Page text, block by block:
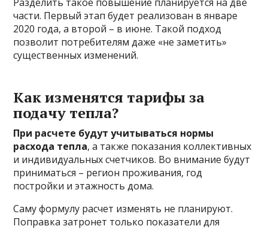
части. Первый этап будет реализован в январе
2020 года, а второй – в июне. Такой подход
позволит потребителям даже «не заметить»
существенных изменений.
Как изменятся тарифы за
подачу тепла?
При расчете будут учитываться нормы
расхода тепла, а также показания коллективных
и индивидуальных счетчиков. Во внимание будут
приниматься – регион проживания, год
постройки и этажность дома.
Саму формулу расчет изменять не планируют.
Поправка затронет только показатели для